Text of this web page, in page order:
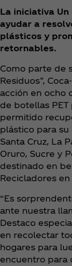
La iniciativa Un
ayudar a
plásticos y
retornables.
Como parte de
Residuos”,
acción en ocho
de botellas
permitido
plástico para su
Santa Cruz, La
Oruro, Sucre y
destinado en
Recicladores
“Es
ante nuestra
Destaco
en recolectar
hogares para
encuentro para